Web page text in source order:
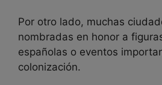
Por otro lado, muchas
nombradas en honor a
españolas o eventos
colonización.